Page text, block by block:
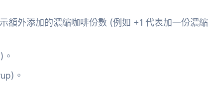
額外添加的濃縮咖啡份數 (例如 +1 代表加一份濃縮
。